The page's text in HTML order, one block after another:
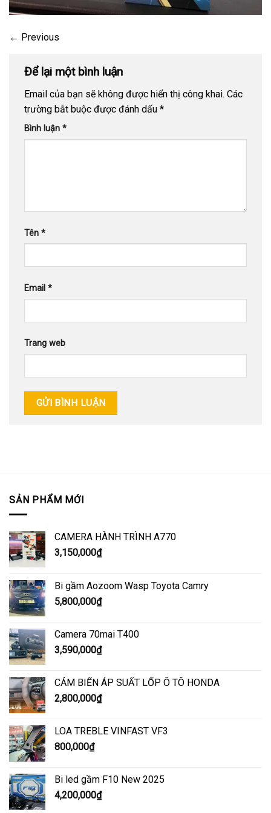
← Previous
Để lại một bình luận
Email của bạn sẽ không được hiển thị công khai. Các
trường bắt buộc được đánh dấu *
Bình luận *
Tên *
Email *
Trang web
SẢN PHẨM MỚI
CAMERA HÀNH TRÌNH A770
3,150,000₫
Bi gầm Aozoom Wasp Toyota Camry
5,800,000₫
Camera 70mai T400
3,590,000₫
CẢM BIẾN ÁP SUẤT LỐP Ô TÔ HONDA
2,800,000₫
LOA TREBLE VINFAST VF3
800,000₫
Bi led gầm F10 New 2025
4,200,000₫